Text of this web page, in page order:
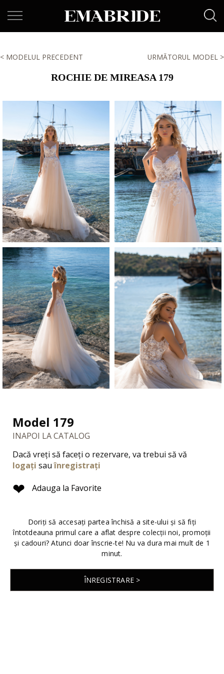
< MODELUL PRECEDENT URMĂTORUL MODEL >
ROCHIE DE MIREASA 179
Model 179
INAPOI LA CATALOG
Dacă vreți să faceți o rezervare, va trebui să vă
logați sauînregistrați
❤ Adauga la Favorite
Doriți să accesați partea închisă a site-ului și să fiți
întotdeauna primul care a aflat despre colecții noi, promoții
și cadouri? Atunci doar înscrie-te! Nu va dura mai mult de 1
minut.
ÎNREGISTRARE >